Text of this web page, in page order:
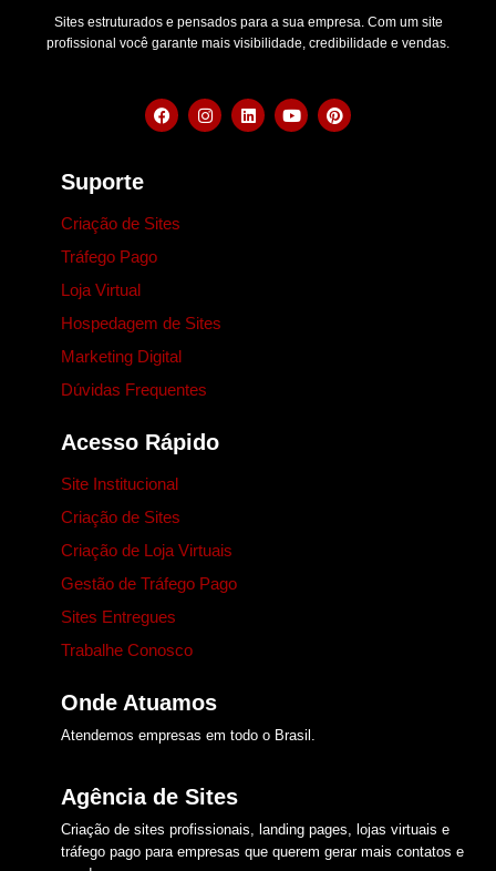
Sites estruturados e pensados para a sua empresa. Com um site
profissional você garante mais visibilidade, credibilidade e vendas.
Suporte
Criação de Sites
Tráfego Pago
Loja Virtual
Hospedagem de Sites
Marketing Digital
Dúvidas Frequentes
Acesso Rápido
Site Institucional
Criação de Sites
Criação de Loja Virtuais
Gestão de Tráfego Pago
Sites Entregues
Trabalhe Conosco
Onde Atuamos​
Atendemos empresas em todo o Brasil.
Agência de Sites
Criação de sites profissionais, landing pages, lojas virtuais e
tráfego pago para empresas que querem gerar mais contatos e